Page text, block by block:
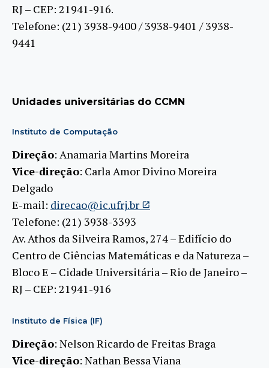
RJ – CEP: 21941-916.
Telefone: (21) 3938-9400 / 3938-9401 / 3938-
9441
Unidades universitárias do CCMN
Instituto de Computação
Direção: Anamaria Martins Moreira
Vice-direção: Carla Amor Divino Moreira
Delgado
E-mail: direcao@ic.ufrj.br
Telefone: (21) 3938-3393
Av. Athos da Silveira Ramos, 274 – Edifício do
Centro de Ciências Matemáticas e da Natureza –
Bloco E – Cidade Universitária – Rio de Janeiro –
RJ – CEP: 21941-916
Instituto de Física (IF)
Direção: Nelson Ricardo de Freitas Braga
Vice-direção: Nathan Bessa Viana